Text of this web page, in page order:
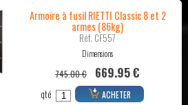
Armoire à fusil RIETTI Classic 8 et 2
armes (86kg)
Réf. CF557
Dimensions
745.00 € 669.95 €
qté ACHETER